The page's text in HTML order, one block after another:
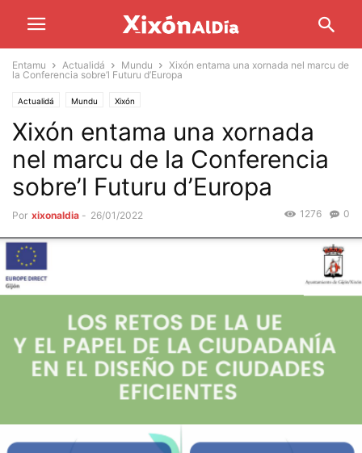
Entamu Actualidá Mundu
Xixón entama una xornada nel marcu de
la Conferencia sobre’l Futuru d’Europa
Actualidá Mundu Xixón
Xixón entama una xornada
nel marcu de la Conferencia
sobre’l Futuru d’Europa
Por xixonaldia - 26/01/2022 0
1276